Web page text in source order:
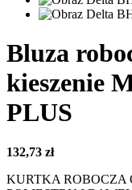
Bluza
kieszenie
PLUS
132,73 zł
KURTKA ROBOCZA